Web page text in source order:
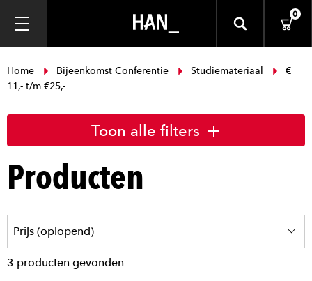
0
Home Bijeenkomst Conferentie Studiemateriaal
€
11,- t/m €25,-
Toon alle filters
Producten
3 producten gevonden